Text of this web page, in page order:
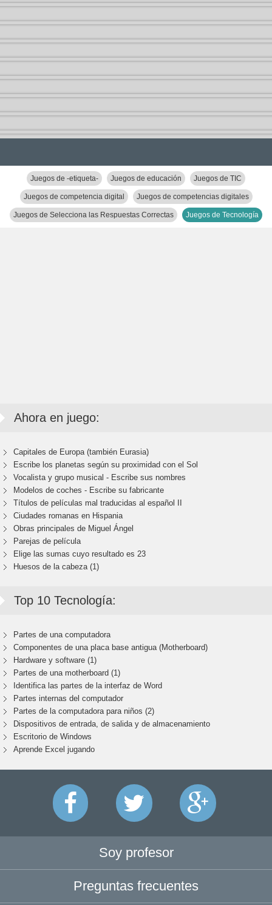
Juegos de -etiqueta- Juegos de educación Juegos de TIC
Juegos de competencia digital Juegos de competencias digitales
Juegos de Selecciona las Respuestas Correctas Juegos de Tecnología
Ahora en juego:
Capitales de Europa (también Eurasia)
Escribe los planetas según su proximidad con el Sol
Vocalista y grupo musical - Escribe sus nombres
Modelos de coches - Escribe su fabricante
Títulos de películas mal traducidas al español II
Ciudades romanas en Hispania
Obras principales de Miguel Ángel
Parejas de película
Elige las sumas cuyo resultado es 23
Huesos de la cabeza (1)
Top 10 Tecnología:
Partes de una computadora
Componentes de una placa base antigua (Motherboard)
Hardware y software (1)
Partes de una motherboard (1)
Identifica las partes de la interfaz de Word
Partes internas del computador
Partes de la computadora para niños (2)
Dispositivos de entrada, de salida y de almacenamiento
Escritorio de Windows
Aprende Excel jugando
Soy profesor
Preguntas frecuentes